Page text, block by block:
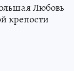
Любовь
крепости